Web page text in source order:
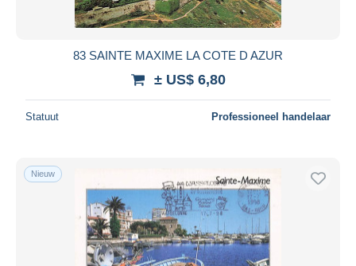
83 SAINTE MAXIME LA COTE D AZUR
± US$ 6,80
Statuut Professioneel handelaar
Nieuw